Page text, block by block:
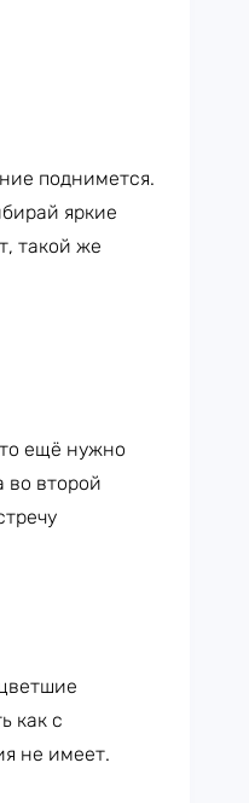
поднимется.
яркие
такой же
ещё нужно
во второй
как с
не имеет.